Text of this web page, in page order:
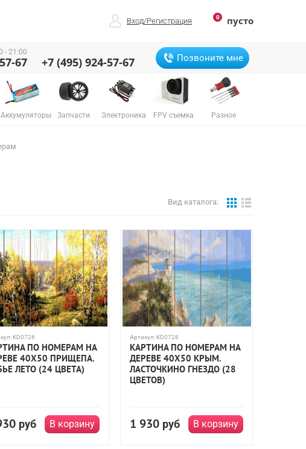
0 пусто
Вход/Регистрация
- 21:00
67 +7 (495) 924-57-67 Позвоните мне
Аккумуляторы Запчасти Электроника FPV съемка Разное
Вид каталога:
KD0726
ПО НОМЕРАМ НА
40Х50 ПРИЩЕПА.
ЛЕТО (24 ЦВЕТА)
руб В корзину
Артикул: KD0728
КАРТИНА ПО НОМЕРАМ НА
ДЕРЕВЕ 40Х50 КРЫМ.
ЛАСТОЧКИНО ГНЕЗДО (28
ЦВЕТОВ)
1 930 руб В корзину